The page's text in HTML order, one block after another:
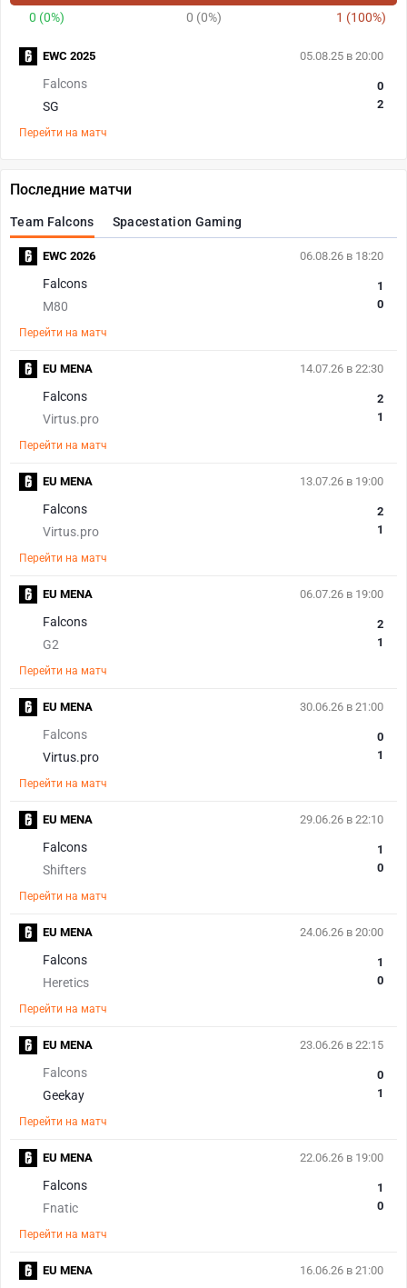
0 (0%) 0 (0%) 1 (100%)
05.08.25 в 20:00
Falcons
SG
0
2
Перейти на матч
EWC 2025
Последние матчи
Team Falcons Spacestation Gaming
06.08.26 в 18:20
Falcons
M80
1
0
Перейти на матч
EWC 2026
14.07.26 в 22:30
Falcons
Virtus.pro
2
1
Перейти на матч
EU MENA
13.07.26 в 19:00
Falcons
Virtus.pro
2
1
Перейти на матч
EU MENA
06.07.26 в 19:00
Falcons
G2
2
1
Перейти на матч
EU MENA
30.06.26 в 21:00
Falcons
Virtus.pro
0
1
Перейти на матч
EU MENA
29.06.26 в 22:10
Falcons
Shifters
1
0
Перейти на матч
EU MENA
24.06.26 в 20:00
Falcons
Heretics
1
0
Перейти на матч
EU MENA
23.06.26 в 22:15
Falcons
Geekay
0
1
Перейти на матч
EU MENA
22.06.26 в 19:00
Falcons
Fnatic
1
0
Перейти на матч
EU MENA
16.06.26 в 21:00
EU MENA